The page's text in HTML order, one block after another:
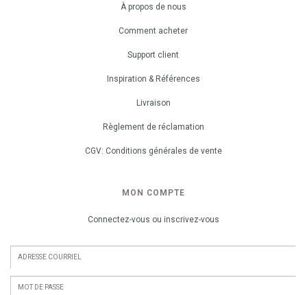
À propos de nous
Comment acheter
Support client
Inspiration & Références
Livraison
Règlement de réclamation
CGV: Conditions générales de vente
MON COMPTE
Connectez-vous ou inscrivez-vous